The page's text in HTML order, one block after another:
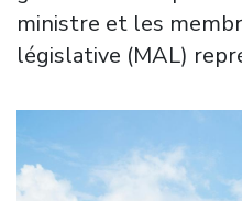
ministre et les
législative (MAL)